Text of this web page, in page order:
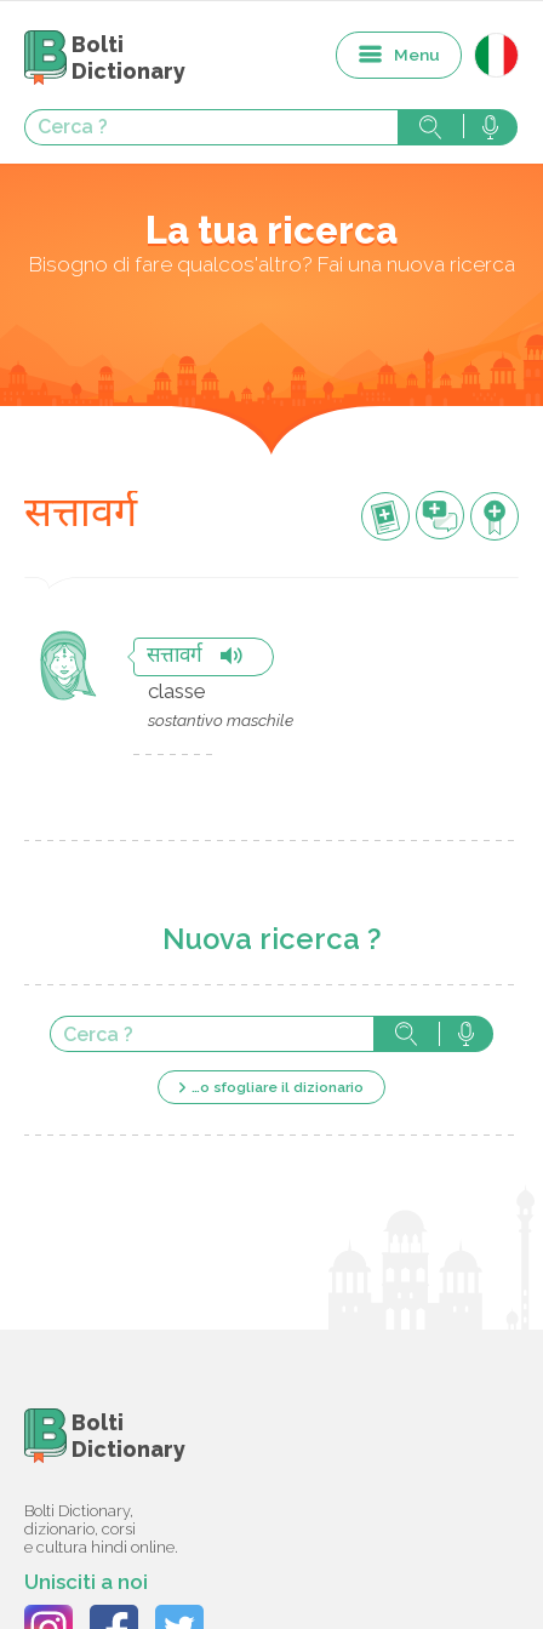
Bolti
Dictionary
Menu
La tua ricerca
Bisogno di fare qualcos'altro? Fai una nuova ricerca
सत्तावर्ग
सत्तावर्ग
classe
sostantivo maschile
Nuova ricerca ?
…o sfogliare il dizionario
Bolti
Dictionary
Bolti Dictionary,
dizionario, corsi
e cultura hindi online.
Unisciti a noi